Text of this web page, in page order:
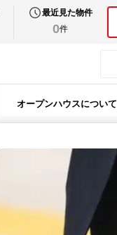
最近見た物件
0件
オープンハウスについて